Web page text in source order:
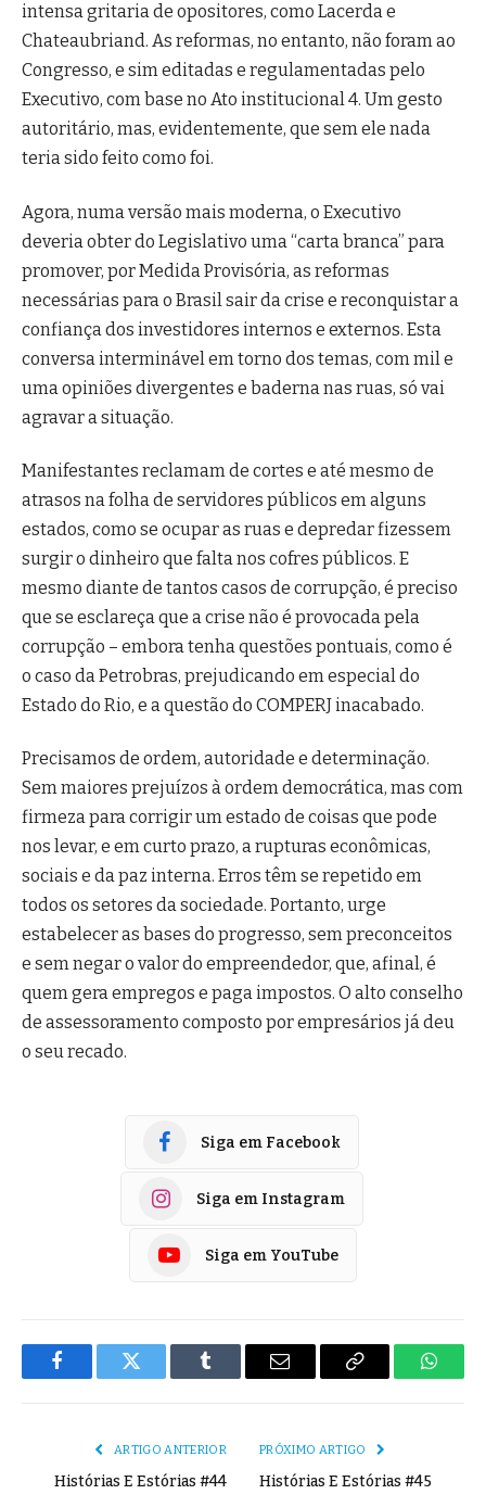
intensa gritaria de opositores, como Lacerda e
Chateaubriand. As reformas, no entanto, não foram ao
Congresso, e sim editadas e regulamentadas pelo
Executivo, com base no Ato institucional 4. Um gesto
autoritário, mas, evidentemente, que sem ele nada
teria sido feito como foi.
Agora, numa versão mais moderna, o Executivo
deveria obter do Legislativo uma “carta branca” para
promover, por Medida Provisória, as reformas
necessárias para o Brasil sair da crise e reconquistar a
confiança dos investidores internos e externos. Esta
conversa interminável em torno dos temas, com mil e
uma opiniões divergentes e baderna nas ruas, só vai
agravar a situação.
Manifestantes reclamam de cortes e até mesmo de
atrasos na folha de servidores públicos em alguns
estados, como se ocupar as ruas e depredar fizessem
surgir o dinheiro que falta nos cofres públicos. E
mesmo diante de tantos casos de corrupção, é preciso
que se esclareça que a crise não é provocada pela
corrupção – embora tenha questões pontuais, como é
o caso da Petrobras, prejudicando em especial do
Estado do Rio, e a questão do COMPERJ inacabado.
Precisamos de ordem, autoridade e determinação.
Sem maiores prejuízos à ordem democrática, mas com
firmeza para corrigir um estado de coisas que pode
nos levar, e em curto prazo, a rupturas econômicas,
sociais e da paz interna. Erros têm se repetido em
todos os setores da sociedade. Portanto, urge
estabelecer as bases do progresso, sem preconceitos
e sem negar o valor do empreendedor, que, afinal, é
quem gera empregos e paga impostos. O alto conselho
de assessoramento composto por empresários já deu
o seu recado.
Siga em Facebook
Siga em Instagram
Siga em YouTube
FacebookTwitter Tumblr
E-
Copiar
ARTIGO ANTERIOR
Histórias E Estórias #44
PRÓXIMO ARTIGO
Histórias E Estórias #45